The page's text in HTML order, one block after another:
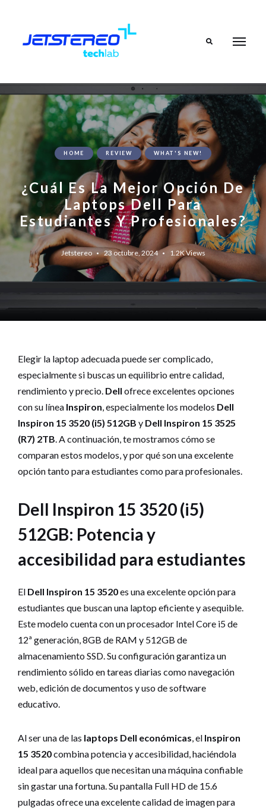
HOME REVIEW WHAT'S NEW!
¿Cuál Es La Mejor Opción De
Laptops Dell Para
Estudiantes Y Profesionales?
Jetstereo 23 octubre, 2024 1.2KViews
Elegir la laptop adecuada puede ser complicado,
especialmente si buscas un equilibrio entre calidad,
rendimiento y precio. Dell ofrece excelentes opciones
con su línea Inspiron, especialmente los modelos Dell
Inspiron 15 3520 (i5) 512GB y Dell Inspiron 15 3525
(R7) 2TB. A continuación, te mostramos cómo se
comparan estos modelos, y por qué son una excelente
opción tanto para estudiantes como para profesionales.
Dell Inspiron 15 3520 (i5)
512GB: Potencia y
accesibilidad para estudiantes
El Dell Inspiron 15 3520es una excelente opción para
estudiantes que buscan una laptop eficiente y asequible.
Este modelo cuenta con un procesador Intel Core i5 de
12ª generación, 8GB de RAM y 512GB de
almacenamiento SSD. Su configuración garantiza un
rendimiento sólido en tareas diarias como navegación
web, edición de documentos y uso de software
educativo.
Al ser una de las laptops Dell económicas, el Inspiron
15 3520combina potencia y accesibilidad, haciéndola
ideal para aquellos que necesitan una máquina confiable
sin gastar una fortuna. Su pantalla Full HD de 15.6
pulgadas ofrece una excelente calidad de imagen para